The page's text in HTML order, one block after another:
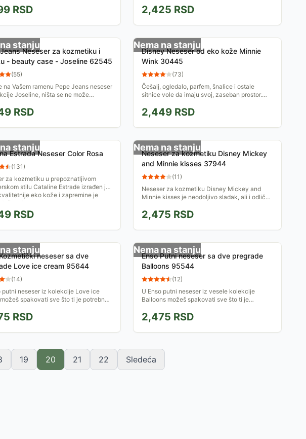
RSD
kože i...
2,425 RSD
stanju
Neseser za kozmetiku i
- beauty case - Joseline 62545
(55)
na Vašem ramenu Pepe Jeans neseser
Joseline, ništa se ne može
na to....
RSD
Nema na stanju
Disney Neseser od eko kože Minnie
Wink 30445
(73)
Češalj, ogledalo, parfem, šnalice i ostale
sitnice vole da imaju svoj, zaseban prostor.
pravi izbor....
2,449 RSD
stanju
Estrada Neseser Color Rosa
(131)
za kozmetiku u prepoznatljivom
stilu Cataline Estrade izrađen je
eko kože i zapremine je
je...
RSD
Nema na stanju
Neseser za kozmetiku Disney Mickey
and Minnie kisses 37944
(11)
Neseser za kozmetiku Disney Mickey and
Minnie kisses je neodoljivo sladak, ali i odlično
sve će biti...
2,475 RSD
stanju
neseser sa dve
Love ice cream 95644
(14)
putni neseser iz kolekcije Love ice
spakovati sve što ti je potrebno
džepove,...
RSD
Nema na stanju
Enso Putni neseser sa dve pregrade
Balloons 95544
(12)
U Enso putni neseser iz vesele kolekcije
Balloons možeš spakovati sve što ti je
Ima 2 pregrade, džepove,...
2,475 RSD
19 20 21 22 Sledeća